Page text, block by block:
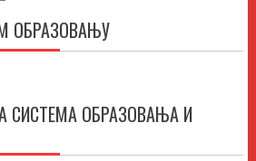
ОБРАЗОВАЊУ
СИСТЕМА ОБРАЗОВАЊА И